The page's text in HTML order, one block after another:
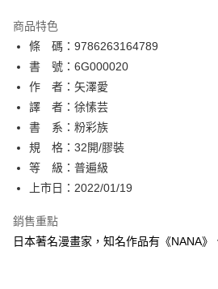
相關說明
【關於「AFTEE先享後付」】
AFTEE先享後付是「在收到商品之後才付款」
便利好安心！
１．簡單：不需註冊會員、不需綁卡、不需儲
２．便利：只要手機號碼，簡訊認證，即可結
３．安心：先確認商品／服務後，再付款。
【「AFTEE先享後付」結帳流程】
１．於結帳方式選擇「AFTEE先享後付」後，
結帳頁面，進行簡訊認證並確認金額後，即可
２．訂單成立數日內，您將收到繳費通知簡訊。
ATM／網路銀行／等多元方式進行付款，方視
※ 請注意：結帳手續完成當下不需立刻繳費，
ATM付款
運送方式
全家取貨付款
每筆NT$80，滿NT$500(含以上)免運費
付款後全家取貨
商品特色
條 碼：9786263164789
書 號：6G000020
作 者：矢澤愛
譯 者：徐愫芸
書 系：粉彩族
規 格：32開/膠裝
等 級：普遍級
上市日：2022/01/19
銷售重點
日本著名漫畫家，知名作品有《NANA》